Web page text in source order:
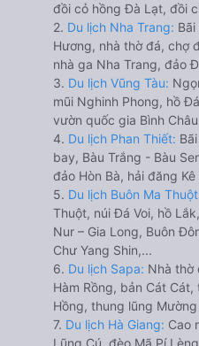
đồi cỏ hồng Đà Lạt, đồi
2. Du lịch Nha Trang:
Hương, nhà thờ đá, chợ
nhà ga Nha Trang, đảo
3. Du lịch Vũng Tàu:
mũi Nghinh Phong, hồ
vườn quốc gia Bình
4. Du lịch Phan Thiết:
bay, Bàu Trắng - Bàu
đảo Hòn Bà, hải đăng Kê
5. Du lịch Buôn Ma
Thuột, núi Đá Voi, hồ
Nur – Gia Long, Buôn
Chư Yang Shin,...
6. Du lịch Sapa: Nhà thờ
Hàm Rồng, bản Cát
Hồng, thung lũng Mường
7. Du lịch Hà Giang: Cao
Lũng Cú, đèo Mã Pí